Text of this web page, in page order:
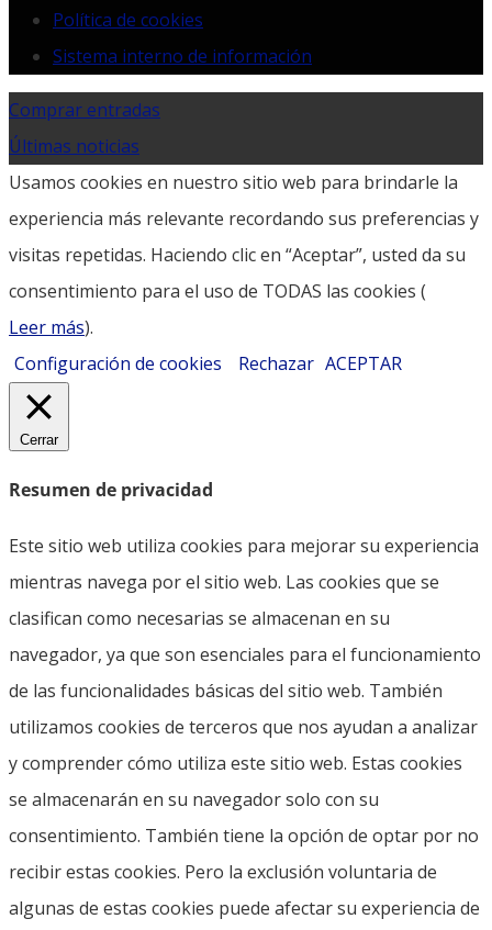
Política de cookies
Sistema interno de información
Comprar entradas
Últimas noticias
Usamos cookies en nuestro sitio web para brindarle la
experiencia más relevante recordando sus preferencias y
visitas repetidas. Haciendo clic en “Aceptar”, usted da su
consentimiento para el uso de TODAS las cookies (
Leer más).
Configuración de cookies
Rechazar ACEPTAR
Cerrar
Resumen de privacidad
Este sitio web utiliza cookies para mejorar su experiencia
mientras navega por el sitio web. Las cookies que se
clasifican como necesarias se almacenan en su
navegador, ya que son esenciales para el funcionamiento
de las funcionalidades básicas del sitio web. También
utilizamos cookies de terceros que nos ayudan a analizar
y comprender cómo utiliza este sitio web. Estas cookies
se almacenarán en su navegador solo con su
consentimiento. También tiene la opción de optar por no
recibir estas cookies. Pero la exclusión voluntaria de
algunas de estas cookies puede afectar su experiencia de